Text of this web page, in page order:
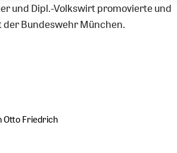
und Dipl.-Volkswirt promovierte und
Bundeswehr München.
Otto Friedrich